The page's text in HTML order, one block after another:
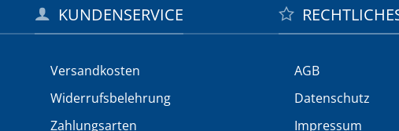
KUNDENSERVICE
Versandkosten
Widerrufs­belehrung
Zahlungsarten
AGB
Datenschutz
Impressum